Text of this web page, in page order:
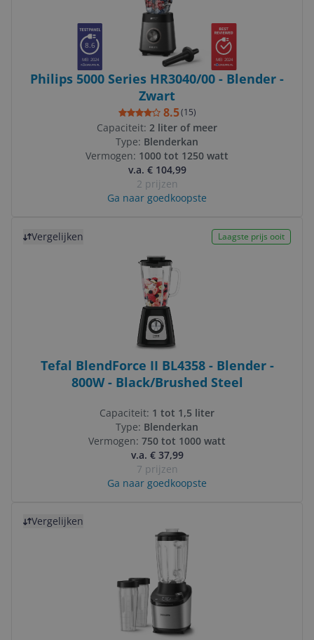
8.6
MEI 2024 MEI 2024
Philips 5000 Series HR3040/00 - Blender -
Zwart
8.5(15)
Capaciteit: 2 liter of meer
Type: Blenderkan
Vermogen: 1000 tot 1250 watt
v.a. € 104,99
2 prijzen
Ga naar goedkoopste
Vergelijken Laagste prijs ooit
Tefal BlendForce II BL4358 - Blender -
800W - Black/Brushed Steel
Capaciteit: 1 tot 1,5 liter
Type: Blenderkan
Vermogen: 750 tot 1000 watt
v.a. € 37,99
7 prijzen
Ga naar goedkoopste
Vergelijken